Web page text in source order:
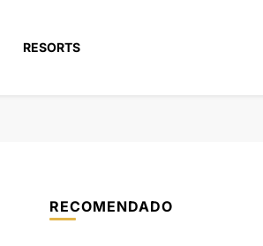
RESORTS
RECOMENDADO